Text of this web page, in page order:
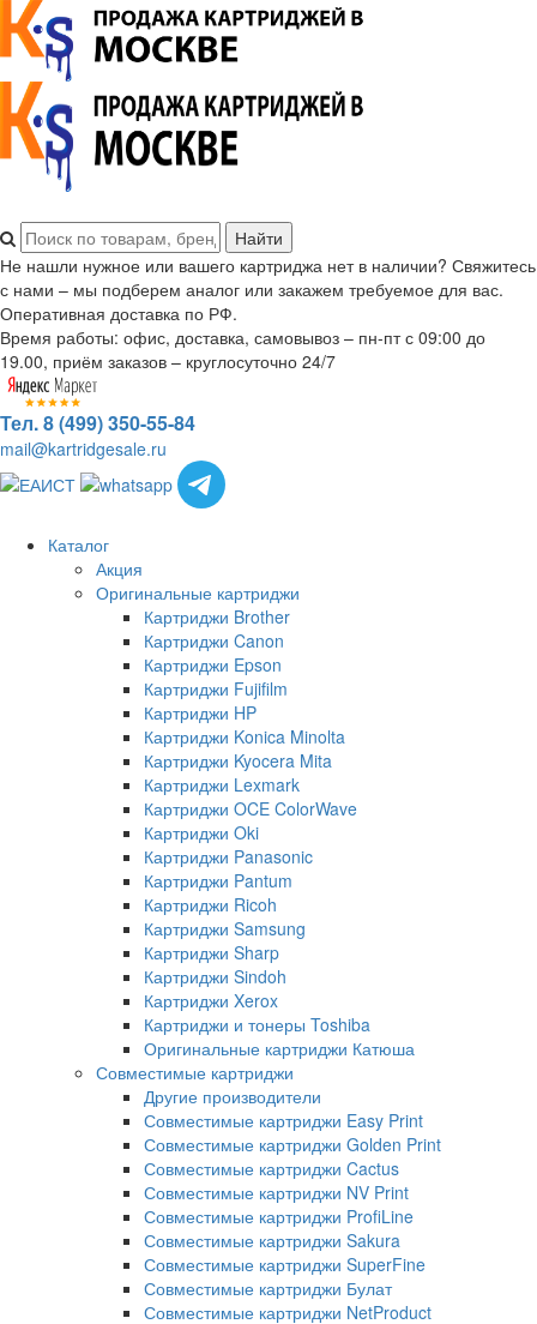
Не нашли нужное или вашего картриджа нет в наличии? Свяжитесь
с нами – мы подберем аналог или закажем требуемое для вас.
Оперативная доставка по РФ.
Время работы: офис, доставка, самовывоз – пн-пт с 09:00 до
19.00, приём заказов – круглосуточно 24/7
Тел. 8 (499) 350-55-84
mail@kartridgesale.ru
Каталог
Акция
Оригинальные картриджи
Картриджи Brother
Картриджи Canon
Картриджи Epson
Картриджи Fujifilm
Картриджи HP
Картриджи Konica Minolta
Картриджи Kyocera Mita
Картриджи Lexmark
Картриджи OCE ColorWave
Картриджи Oki
Картриджи Panasonic
Картриджи Pantum
Картриджи Ricoh
Картриджи Samsung
Картриджи Sharp
Картриджи Sindoh
Картриджи Xerox
Картриджи и тонеры Toshiba
Оригинальные картриджи Катюша
Совместимые картриджи
Другие производители
Совместимые картриджи Easy Print
Совместимые картриджи Golden Print
Совместимые картриджи Cactus
Совместимые картриджи NV Print
Совместимые картриджи ProfiLine
Совместимые картриджи Sakura
Совместимые картриджи SuperFine
Совместимые картриджи Булат
Совместимые картриджи NetProduct